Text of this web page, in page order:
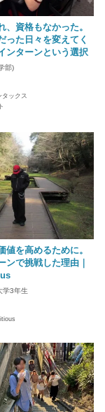
、資格もなかった。
った日々を変えてく
ンターンという選択
部)
タックス
値を高めるために。
ンで挑戦した理由｜
学3年生